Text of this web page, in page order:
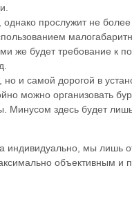
прослужит не
же будет требование к
но и самой дорогой в
можно организовать
Минусом здесь будет
индивидуально, мы лишь
объективным и